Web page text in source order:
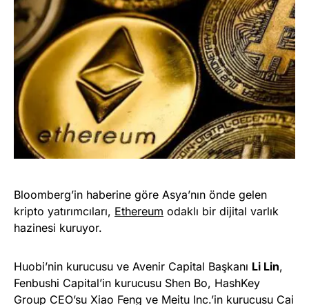
Bloomberg’in haberine göre Asya’nın önde gelen
kripto yatırımcıları, Ethereum odaklı bir dijital varlık
hazinesi kuruyor.
Huobi’nin kurucusu ve Avenir Capital Başkanı Li Lin,
Fenbushi Capital’in kurucusu Shen Bo, HashKey
Group CEO’su Xiao Feng ve Meitu Inc.’in kurucusu Cai